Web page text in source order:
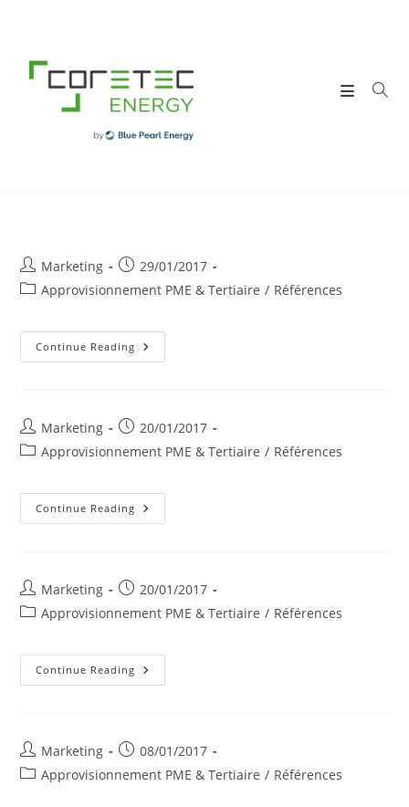
content
Post
author:
Marketing
Post
published:
29/01/2017
PostApprovisionnement PME & Tertiaire / Références
Continue Reading V.pharma
Post
author:
Marketing
Post
published:
20/01/2017
PostApprovisionnement PME & Tertiaire / Références
Continue Reading Groupe
SDA
Post
author:
Marketing
Post
published:
20/01/2017
PostApprovisionnement PME & Tertiaire / Références
Continue Reading Bio
Fagnes
Post
author:
Marketing
Post
published:
08/01/2017
PostApprovisionnement PME & Tertiaire / Références